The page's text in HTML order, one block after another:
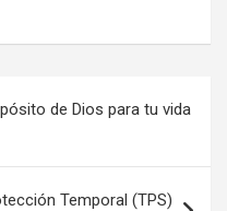
de Dios para tu vida
Temporal (TPS)